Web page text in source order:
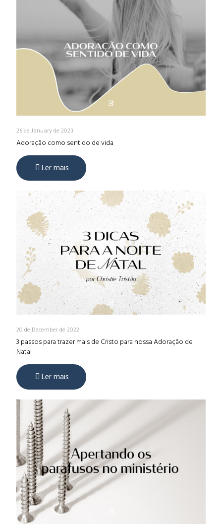
26 de January de 2023
Adoração como sentido de vida
Ler mais
20 de December de 2022
3 passos para trazer mais de Cristo para nossa Adoração de
Natal
Ler mais